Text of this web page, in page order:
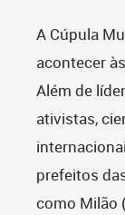
A Cúpula
acontecer
Além de
ativistas,
prefeitos
como Milão